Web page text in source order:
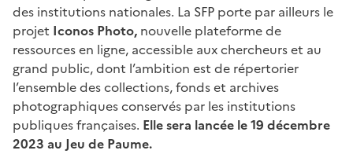
des institutions nationales. La SFP porte par ailleurs le
projet Iconos Photo, nouvelle plateforme de
ressources en ligne, accessible aux chercheurs et au
grand public, dont l’ambition est de répertorier
l’ensemble des collections, fonds et archives
photographiques conservés par les institutions
publiques françaises. Elle sera lancée le 19 décembre
2023 au Jeu de Paume.